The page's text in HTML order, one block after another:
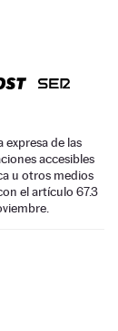
expresa de las
accesibles
u otros medios
el artículo 67.3